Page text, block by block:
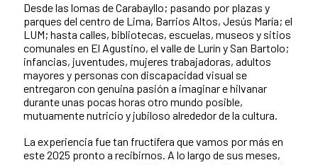
Desde las lomas de Carabayllo; pasando por plazas y
parques del centro de Lima, Barrios Altos, Jesús María; el
LUM; hasta calles, bibliotecas, escuelas, museos y sitios
comunales en El Agustino, el valle de Lurín y San Bartolo;
infancias, juventudes, mujeres trabajadoras, adultos
mayores y personas con discapacidad visual se
entregaron con genuina pasión a imaginar e hilvanar
durante unas pocas horas otro mundo posible,
mutuamente nutricio y jubiloso alrededor de la cultura.
La experiencia fue tan fructífera que vamos por más en
este 2025 pronto a recibirnos. A lo largo de sus meses,